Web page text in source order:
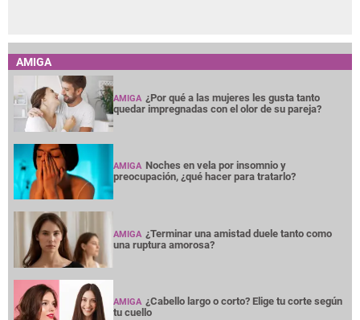
AMIGA
AMIGA ¿Por qué a las mujeres les gusta tanto
quedar impregnadas con el olor de su pareja?
AMIGA Noches en vela por insomnio y
preocupación, ¿qué hacer para tratarlo?
AMIGA ¿Terminar una amistad duele tanto como
una ruptura amorosa?
AMIGA ¿Cabello largo o corto? Elige tu corte según
tu cuello